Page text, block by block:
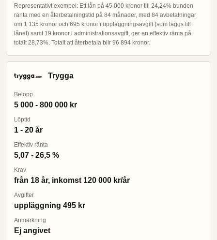
Representativt exempel: Ett lån på 45 000 kronor till 24,24% bunden
ränta med en återbetalningstid på 84 månader, med 84 avbetalningar
om 1 135 kronor och 695 kronor i uppläggningsavgift (som läggs till
lånet) samt 19 kronor i administrationsavgift, ger en effektiv ränta på
totalt 28,73%. Totalt att återbetala blir 96 894 kronor.
Trygga
Belopp
5 000 - 800 000 kr
Löptid
1 - 20 år
Effektiv ränta
5,07 - 26,5 %
Krav
från 18 år, inkomst 120 000 kr/år
Avgifter
uppläggning 495 kr
Anmärkning
Ej angivet